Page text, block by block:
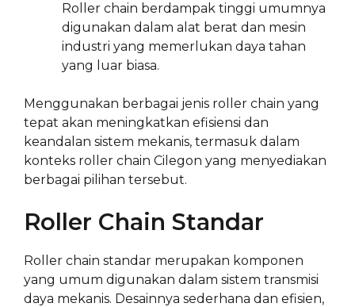
Roller chain berdampak tinggi umumnya
digunakan dalam alat berat dan mesin
industri yang memerlukan daya tahan
yang luar biasa.
Menggunakan berbagai jenis roller chain yang
tepat akan meningkatkan efisiensi dan
keandalan sistem mekanis, termasuk dalam
konteks roller chain Cilegon yang menyediakan
berbagai pilihan tersebut.
Roller Chain Standar
Roller chain standar merupakan komponen
yang umum digunakan dalam sistem transmisi
daya mekanis. Desainnya sederhana dan efisien,